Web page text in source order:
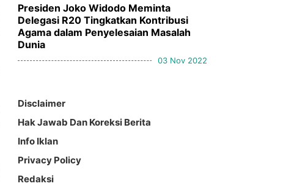
Presiden Joko Widodo Meminta
Delegasi R20 Tingkatkan Kontribusi
Agama dalam Penyelesaian Masalah
Dunia
03 Nov 2022
Disclaimer
Hak Jawab Dan Koreksi Berita
Info Iklan
Privacy Policy
Redaksi